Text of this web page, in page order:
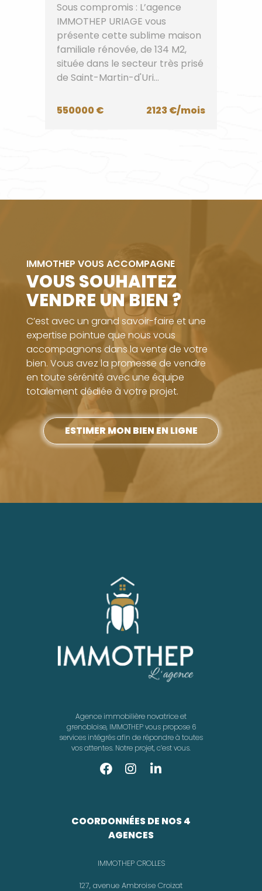
Sous compromis : L’agence
IMMOTHEP URIAGE vous
présente cette sublime maison
familiale rénovée, de 134 M2,
située dans le secteur très prisé
de Saint-Martin-d'Uri...
550000 € 2123 €/mois
IMMOTHEP VOUS ACCOMPAGNE
VOUS SOUHAITEZ
VENDRE UN BIEN ?
C’est avec un grand savoir-faire et une
expertise pointue que nous vous
accompagnons dans la vente de votre
bien. Vous avez la promesse de vendre
en toute sérénité avec une équipe
totalement dédiée à votre projet.
ESTIMER MON BIEN EN LIGNE
Agence immobilière novatrice et
grenobloise, IMMOTHEP vous propose 6
services intégrés afin de répondre à toutes
vos attentes. Notre projet, c’est vous.
COORDONNÉES DE NOS 4
AGENCES
IMMOTHEP CROLLES
127, avenue Ambroise Croizat